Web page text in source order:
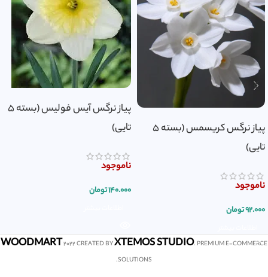
پیاز نرگس کریسمس (بسته ۵
تایی)
ناموجود
۹۲.۰۰۰تومان
پیاز نرگس آیس فولیس (بسته ۵
تایی)
ناموجود
۱۴۰.۰۰۰تومان
WOODMART2022 CREATED BYXTEMOS STUDIO. PREMIUM E-COMMERCE
SOLUTIONS.